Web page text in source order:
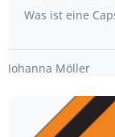
Was ist eine
Johanna Möller